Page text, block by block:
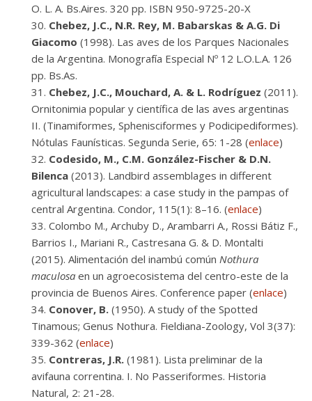
O. L. A. Bs.Aires. 320 pp. ISBN 950-9725-20-X
Chebez, J.C., N.R. Rey, M. Babarskas & A.G. Di
Giacomo (1998). Las aves de los Parques Nacionales
de la Argentina. Monografía Especial Nº 12 L.O.L.A. 126
pp. Bs.As.
Chebez, J.C., Mouchard, A. & L. Rodríguez (2011).
Ornitonimia popular y científica de las aves argentinas
II. (Tinamiformes, Sphenisciformes y Podicipediformes).
Nótulas Faunísticas. Segunda Serie, 65: 1-28 (enlace)
Codesido, M., C.M. González-Fischer & D.N.
Bilenca (2013). Landbird assemblages in different
agricultural landscapes: a case study in the pampas of
central Argentina. Condor, 115(1): 8–16. (enlace)
Colombo M., Archuby D., Arambarri A., Rossi Bátiz F.,
Barrios I., Mariani R., Castresana G. & D. Montalti
(2015). Alimentación del inambú común Nothura
maculosa en un agroecosistema del centro-este de la
provincia de Buenos Aires. Conference paper (enlace)
Conover, B. (1950). A study of the Spotted
Tinamous; Genus Nothura. Fieldiana-Zoology, Vol 3(37):
339-362 (enlace)
Contreras, J.R. (1981). Lista preliminar de la
avifauna correntina. I. No Passeriformes. Historia
Natural, 2: 21-28.